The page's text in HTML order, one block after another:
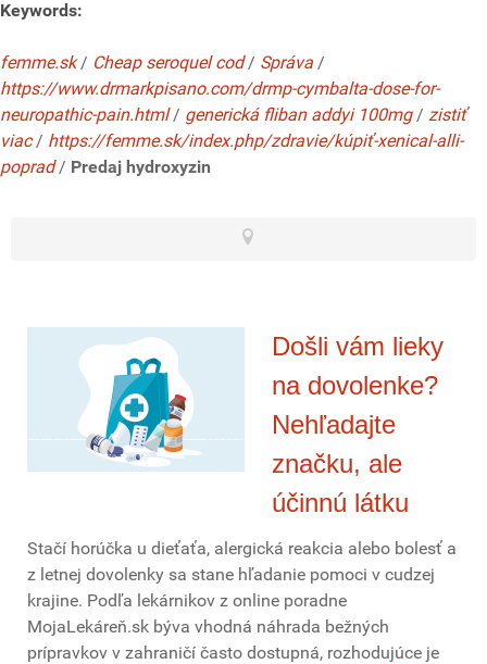
Keywords:
femme.sk/ Cheap seroquel cod/ Správa /
https://www.drmarkpisano.com/drmp-cymbalta-dose-for-
neuropathic-pain.html/ generická fliban addyi 100mg/ zistiť
viac/ https://femme.sk/index.php/zdravie/kúpiť-xenical-alli-
poprad/ Predaj hydroxyzin
Došli vám lieky
na dovolenke?
Nehľadajte
značku, ale
účinnú látku
Stačí horúčka u dieťaťa, alergická reakcia alebo bolesť a
z letnej dovolenky sa stane hľadanie pomoci v cudzej
krajine. Podľa lekárnikov z online poradne
MojaLekáreň.sk býva vhodná náhrada bežných
prípravkov v zahraničí často dostupná, rozhodujúce je